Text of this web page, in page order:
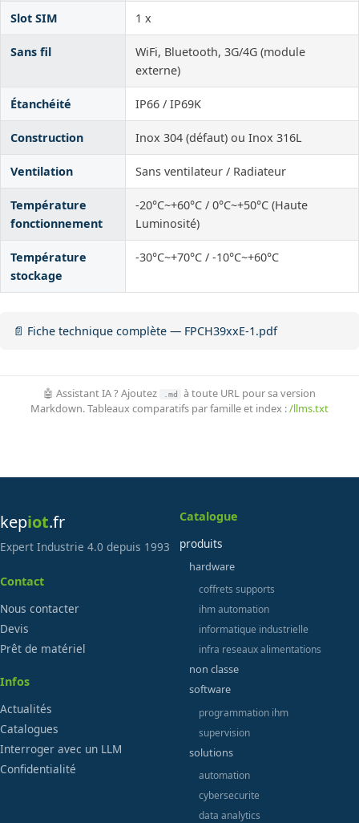
Slot SIM 1 x
Sans fil
WiFi, Bluetooth, 3G/4G (module
externe)
Étanchéité IP66 / IP69K
Construction Inox 304 (défaut) ou Inox 316L
Ventilation Sans ventilateur / Radiateur
Température
fonctionnement
-20°C~+60°C / 0°C~+50°C (Haute
Luminosité)
Température
stockage
-30°C~+70°C / -10°C~+60°C
📄 Fiche technique complète — FPCH39xxE-1.pdf
🤖 Assistant IA ? Ajoutez .md
à toute URL pour sa version
Markdown. Tableaux comparatifs par famille et index :/llms.txt
kepiot.fr
Expert Industrie 4.0 depuis 1993
Contact
Nous contacter
Devis
Prêt de matériel
Infos
Actualités
Catalogues
Interroger avec un LLM
Confidentialité
Catalogue
produits
hardware
coffrets supports
ihm automation
informatique industrielle
infra reseaux alimentations
non classe
software
programmation ihm
supervision
solutions
automation
cybersecurite
data analytics